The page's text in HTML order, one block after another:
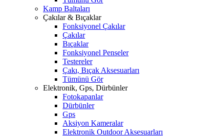
Kamp Baltaları
Çakılar & Bıçaklar
Fonksiyonel Çakılar
Çakılar
Bıçaklar
Fonksiyonel Penseler
Testereler
Çakı, Bıçak Aksesuarları
Tümünü Gör
Elektronik, Gps, Dürbünler
Fotokapanlar
Dürbünler
Gps
Aksiyon Kameralar
Elektronik Outdoor Aksesuarları